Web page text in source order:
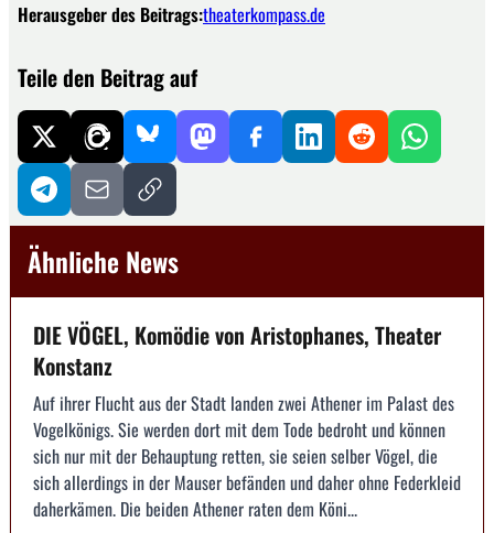
Herausgeber des Beitrags:theaterkompass.de
Teile den Beitrag auf
Ähnliche News
DIE VÖGEL, Komödie von Aristophanes, Theater
Konstanz
Auf ihrer Flucht aus der Stadt landen zwei Athener im Palast des
Vogelkönigs. Sie werden dort mit dem Tode bedroht und können
sich nur mit der Behauptung retten, sie seien selber Vögel, die
sich allerdings in der Mauser befänden und daher ohne Federkleid
daherkämen. Die beiden Athener raten dem Köni...